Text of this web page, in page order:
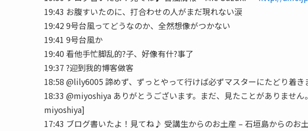
19:43 お腹すいたのに、打合わせの人がまだ現れない涙
19:42 9号台風ってどうなのか、全然想像がつかない
19:41 9号台風か
19:40 看他手忙脚乱的?子、好像有什?事了
19:37 ?迎到我的博客做客
18:58 @lily6005 諦めず、ずっとやって行けば必ずマスターにたどり
18:33 @miyoshiya ありがとうございます。まだ、見たことがありませ
miyoshiya]
17:43 ブログ書いたよ！見てね♪ 受講生からのお土産 – 石垣島からのお